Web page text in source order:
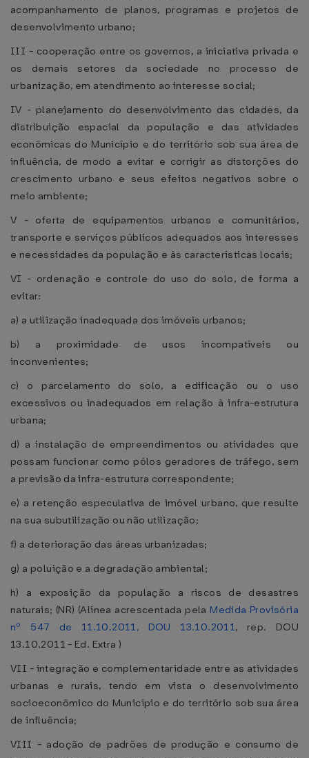
acompanhamento de planos, programas e projetos de
desenvolvimento urbano;
III - cooperação entre os governos, a iniciativa privada e
os demais setores da sociedade no processo de
urbanização, em atendimento ao interesse social;
IV - planejamento do desenvolvimento das cidades, da
distribuição espacial da população e das atividades
econômicas do Município e do território sob sua área de
influência, de modo a evitar e corrigir as distorções do
crescimento urbano e seus efeitos negativos sobre o
meio ambiente;
V - oferta de equipamentos urbanos e comunitários,
transporte e serviços públicos adequados aos interesses
e necessidades da população e às características locais;
VI - ordenação e controle do uso do solo, de forma a
evitar:
a) a utilização inadequada dos imóveis urbanos;
b) a proximidade de usos incompatíveis ou
inconvenientes;
c) o parcelamento do solo, a edificação ou o uso
excessivos ou inadequados em relação à infra-estrutura
urbana;
d) a instalação de empreendimentos ou atividades que
possam funcionar como pólos geradores de tráfego, sem
a previsão da infra-estrutura correspondente;
e) a retenção especulativa de imóvel urbano, que resulte
na sua subutilização ou não utilização;
f) a deterioração das áreas urbanizadas;
g) a poluição e a degradação ambiental;
h) a exposição da população a riscos de desastres
naturais; (NR) (Alínea acrescentada pela Medida Provisória
nº 547 de 11.10.2011, DOU 13.10.2011, rep. DOU
13.10.2011 - Ed. Extra )
VII - integração e complementaridade entre as atividades
urbanas e rurais, tendo em vista o desenvolvimento
socioeconômico do Município e do território sob sua área
de influência;
VIII - adoção de padrões de produção e consumo de